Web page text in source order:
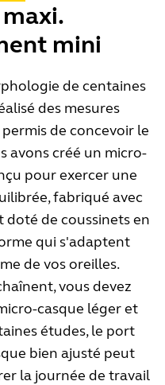
mini
de centaines
des mesures
de concevoir le
avons créé un micro-
pour exercer une
fabriqué avec
de coussinets en
qui s'adaptent
de vos oreilles.
vous devez
casque léger et
études, le port
bien ajusté peut
la journée de travail